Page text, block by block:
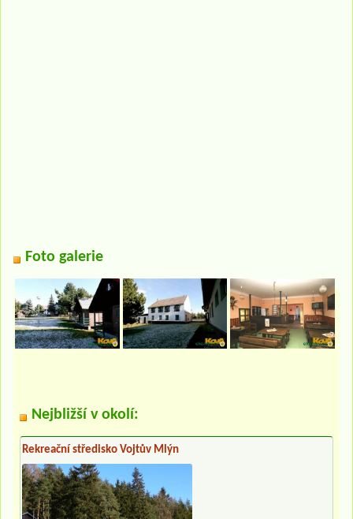
Foto galerie
Nejbližší v okolí:
Rekreační středisko Vojtův Mlýn